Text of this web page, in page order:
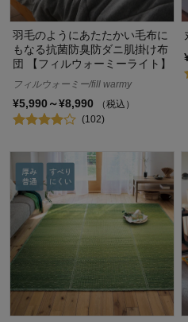
羽毛のようにあたたかい毛布に
もなる抗菌防臭防ダニ肌掛け布
団 【フィルウォーミーライト】
フィルウォーミー/fill warmy
¥5,990～¥8,990
（税込）
(102)